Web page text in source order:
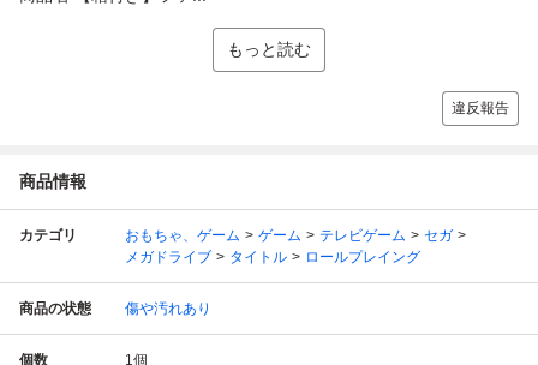
もっと読む
違反報告
商品情報
カテゴリ おもちゃ、ゲーム ゲーム テレビゲーム
セガ
メガドライブ
タイトル ロールプレイング
商品の状態 傷や汚れあり
個数 1個